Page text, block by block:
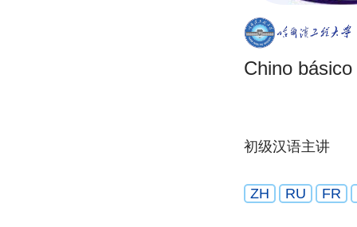
Chino básico
初级汉语主讲
ZH RU FR